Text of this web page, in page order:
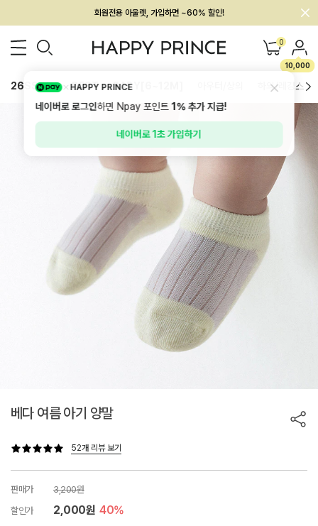
회원전용 아울렛, 가입하면 ~60% 할인!
멤버십 최대 28,000원 혜택 0
10,000
26SS 신상 BEST BABY[6~12M] 하의/레깅스
베다 여름 아기 양말
52개 리뷰 보기
판매가
3,200원
할인가
2,000원 40%
HAPPY PRINCE
네이버로 로그인하면 Npay 포인트1%추가 지급!
네이버로 1초 가입하기